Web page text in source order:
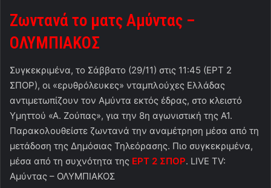
Ζωντανά το ματς Αμύντας –
ΟΛΥΜΠΙΑΚΟΣ
Συγκεκριμένα, το Σάββατο (29/11) στις 11:45 (ΕΡΤ 2
ΣΠΟΡ), οι «ερυθρόλευκες» νταμπλούχες Ελλάδας
αντιμετωπίζουν τον Αμύντα εκτός έδρας, στο κλειστό
Υμηττού «Α. Ζούπας», για την 8η αγωνιστική της Α1.
Παρακολουθείστε ζωντανά την αναμέτρηση μέσα από τη
μετάδοση της Δημόσιας Τηλεόρασης. Πιο συγκεκριμένα,
μέσα από τη συχνότητα της ΕΡΤ 2 ΣΠΟΡ. LIVE TV:
Αμύντας – ΟΛΥΜΠΙΑΚΟΣ